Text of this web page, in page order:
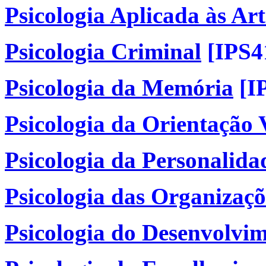
Psicologia Aplicada às
Psicologia Criminal
Psicologia da Memória
Psicologia da Orientação
Psicologia da
Psicologia das
Psicologia do